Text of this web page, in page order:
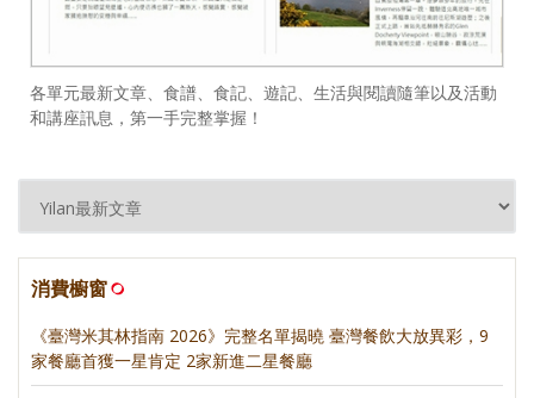
各單元最新文章、食譜、食記、遊記、生活與閱讀隨筆以及活動
和講座訊息，第一手完整掌握！
消費櫥窗
《臺灣米其林指南 2026》完整名單揭曉 臺灣餐飲大放異彩，9
家餐廳首獲一星肯定 2家新進二星餐廳